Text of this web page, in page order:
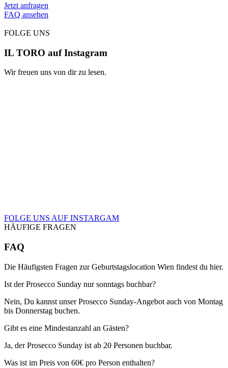
Jetzt anfragen
FAQ ansehen
FOLGE UNS
IL TORO auf Instagram
Wir freuen uns von dir zu lesen.
FOLGE UNS AUF INSTARGAM
HÄUFIGE FRAGEN
FAQ
Die Häufigsten Fragen zur Geburtstagslocation Wien findest du hier.
Ist der Prosecco Sunday nur sonntags buchbar?
Nein, Du kannst unser Prosecco Sunday-Angebot auch von Montag
bis Donnerstag buchen.
Gibt es eine Mindestanzahl an Gästen?
Ja, der Prosecco Sunday ist ab 20 Personen buchbar.
Was ist im Preis von 60€ pro Person enthalten?